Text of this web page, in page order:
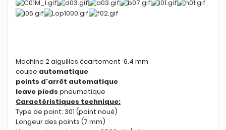
Machine 2 aiguilles écartement 6.4 mm
coupe automatique
points d'arrêt automatique
leave pieds pneumatique
Caractéristiques technique:
Type de point: 301 (point noué)
Longeur des points (7 mm)